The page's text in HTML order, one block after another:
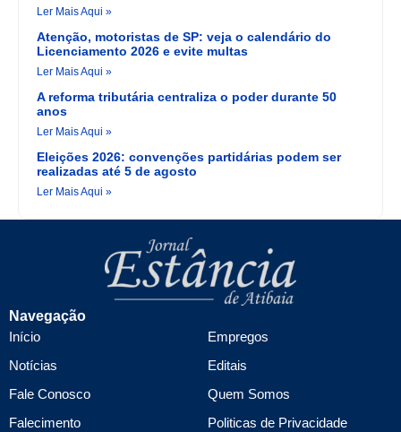
Ler Mais Aqui »
Atenção, motoristas de SP: veja o calendário do
Licenciamento 2026 e evite multas
Ler Mais Aqui »
A reforma tributária centraliza o poder durante 50
anos
Ler Mais Aqui »
Eleições 2026: convenções partidárias podem ser
realizadas até 5 de agosto
Ler Mais Aqui »
Navegação
Início
Notícias
Fale Conosco
Falecimento
Empregos
Editais
Quem Somos
Politicas de Privacidade